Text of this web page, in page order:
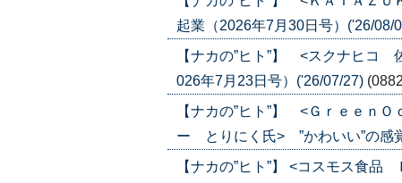
起業（2026年7月30日号）('26/08/
【ナカの”ヒト”】 <スクナヒコ
026年7月23日号）('26/07/27)
【ナカの”ヒト”】 <Ｇｒｅｅｎ
ー とりにく氏> ”かわいい”の感
【ナカの”ヒト”】 <コスモス食